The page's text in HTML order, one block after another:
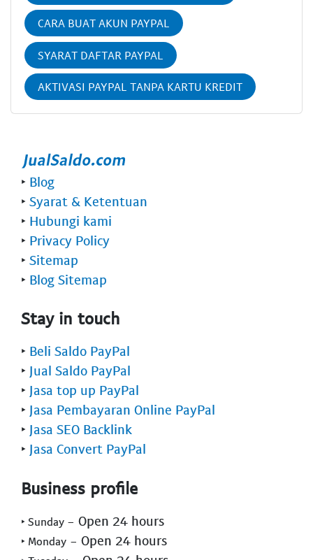
CARA BUAT AKUN PAYPAL
SYARAT DAFTAR PAYPAL
AKTIVASI PAYPAL TANPA KARTU KREDIT
‣ Blog
‣ Syarat & Ketentuan
‣ Hubungi kami
‣ Privacy Policy
‣ Sitemap
‣ Blog Sitemap
Stay in touch
‣ Beli Saldo PayPal
‣ Jual Saldo PayPal
‣ Jasa top up PayPal
‣ Jasa Pembayaran Online PayPal
‣ Jasa SEO Backlink
‣ Jasa Convert PayPal
Business profile
‣ Sunday - Open 24 hours
‣ Monday - Open 24 hours